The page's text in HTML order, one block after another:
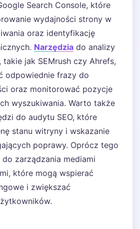
Search Console, które
wydajności strony w
oraz identyfikację
Narzędzia do analizy
takie jak SEMrush czy Ahrefs,
odpowiednie frazy do
oraz monitorować pozycje
wyszukiwania. Warto także
do audytu SEO, które
stanu witryny i wskazanie
poprawy. Oprócz tego
zarządzania mediami
które mogą wspierać
i zwiększać